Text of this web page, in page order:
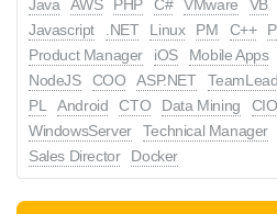
Java AWS PHP C# VMware VB
Javascript
.NET Linux PM C++
Product Manager
iOS Mobile Apps
NodeJS
COO ASP.NET TeamLead
PL
Android CTO Data Mining CIO
WindowsServer
Technical Manager
Sales Director
Docker